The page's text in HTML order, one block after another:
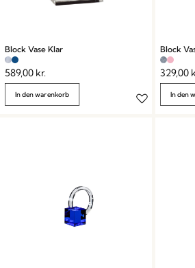
Block Vase Klar
589,00 kr.
In den warenkorb
Block
329,00
In den